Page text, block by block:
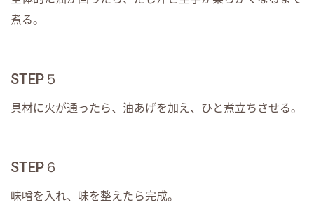
煮る。
STEP５
具材に火が通ったら、油あげを加え、ひと煮立ちさせる。
STEP６
味噌を入れ、味を整えたら完成。